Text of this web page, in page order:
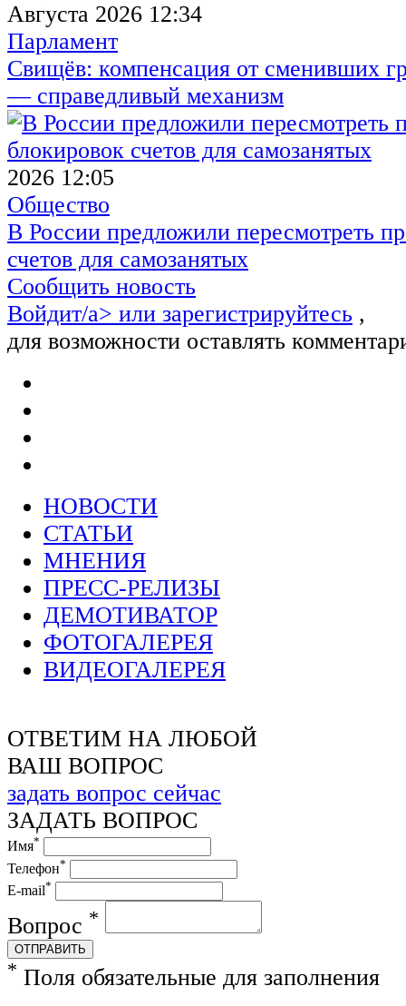
Августа 2026 12:34
Парламент
Свищёв: компенсация от сменивших
— справедливый механизм
2026 12:05
Общество
В России предложили пересмотреть
счетов для самозанятых
Сообщить новость
Войдит/a> или зарегистрируйтесь ,
для возможности оставлять
НОВОСТИ
СТАТЬИ
МНЕНИЯ
ПРЕСС-РЕЛИЗЫ
ДЕМОТИВАТОР
ФОТОГАЛЕРЕЯ
ВИДЕОГАЛЕРЕЯ
ОТВЕТИМ НА ЛЮБОЙ
ВАШ ВОПРОС
задать вопрос сейчас
ЗАДАТЬ ВОПРОС
Имя*
Телефон*
E-mail*
Вопрос *
ОТПРАВИТЬ
* Поля обязательные для заполнения